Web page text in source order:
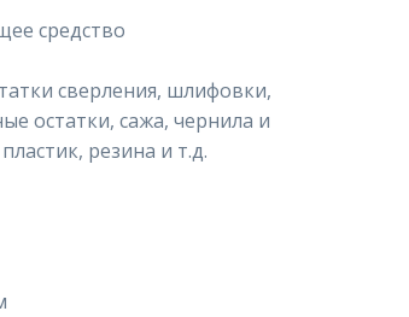
средство
сверления, шлифовки,
остатки, сажа, чернила и
резина и т.д.